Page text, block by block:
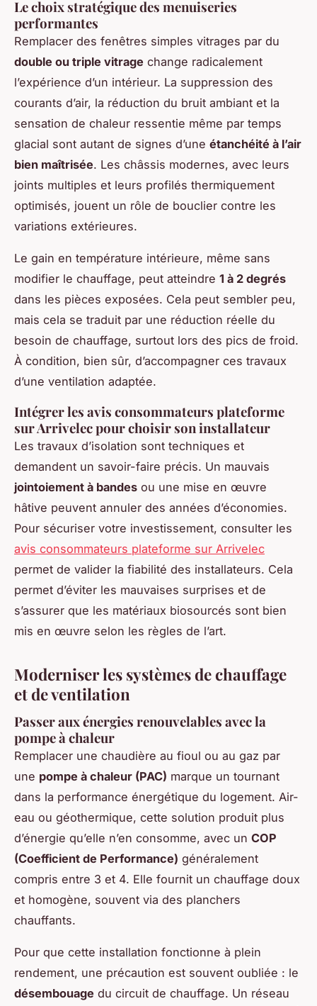
Le choix stratégique des menuiseries
performantes
Remplacer des fenêtres simples vitrages par du
double ou triple vitrage change radicalement
l’expérience d’un intérieur. La suppression des
courants d’air, la réduction du bruit ambiant et la
sensation de chaleur ressentie même par temps
glacial sont autant de signes d’une étanchéité à l’air
bien maîtrisée. Les châssis modernes, avec leurs
joints multiples et leurs profilés thermiquement
optimisés, jouent un rôle de bouclier contre les
variations extérieures.
Le gain en température intérieure, même sans
modifier le chauffage, peut atteindre 1 à 2 degrés
dans les pièces exposées. Cela peut sembler peu,
mais cela se traduit par une réduction réelle du
besoin de chauffage, surtout lors des pics de froid.
À condition, bien sûr, d’accompagner ces travaux
d’une ventilation adaptée.
Intégrer les avis consommateurs plateforme
sur Arrivelec pour choisir son installateur
Les travaux d’isolation sont techniques et
demandent un savoir-faire précis. Un mauvais
jointoiement à bandes ou une mise en œuvre
hâtive peuvent annuler des années d’économies.
Pour sécuriser votre investissement, consulter les
avis consommateurs plateforme sur Arrivelec
permet de valider la fiabilité des installateurs. Cela
permet d’éviter les mauvaises surprises et de
s’assurer que les matériaux biosourcés sont bien
mis en œuvre selon les règles de l’art.
Moderniser les systèmes de chauffage
et de ventilation
Passer aux énergies renouvelables avec la
pompe à chaleur
Remplacer une chaudière au fioul ou au gaz par
une pompe à chaleur (PAC) marque un tournant
dans la performance énergétique du logement. Air-
eau ou géothermique, cette solution produit plus
d’énergie qu’elle n’en consomme, avec un COP
(Coefficient de Performance) généralement
compris entre 3 et 4. Elle fournit un chauffage doux
et homogène, souvent via des planchers
chauffants.
Pour que cette installation fonctionne à plein
rendement, une précaution est souvent oubliée : le
désembouage du circuit de chauffage. Un réseau